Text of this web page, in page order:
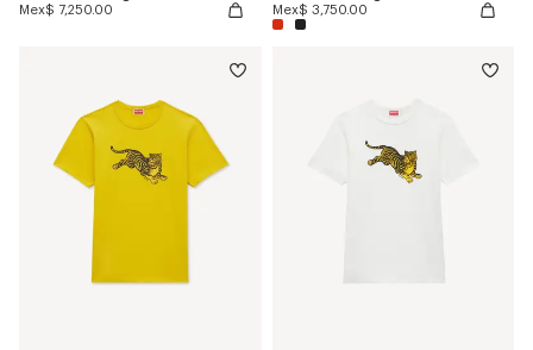
Mex$ 7,250.00
Mex$ 3,750.00